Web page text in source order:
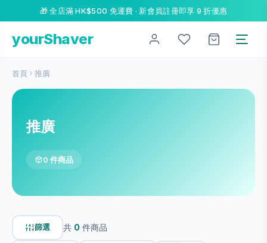
🎁 全店滿 HK$500 免運費 · 新會員註冊即享 9 折優惠
yourShaver
首頁 推廣
推廣
0 件商品
篩選 共 0 件商品